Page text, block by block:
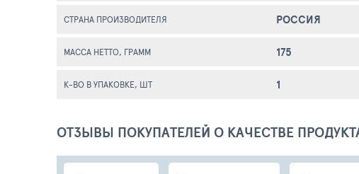
СТРАНА ПРОИЗВОДИТЕЛЯ РОССИЯ
МАССА НЕТТО, ГРАММ 175
К-ВО В УПАКОВКЕ, ШТ 1
ОТЗЫВЫ ПОКУПАТЕЛЕЙ О КАЧЕСТВЕ